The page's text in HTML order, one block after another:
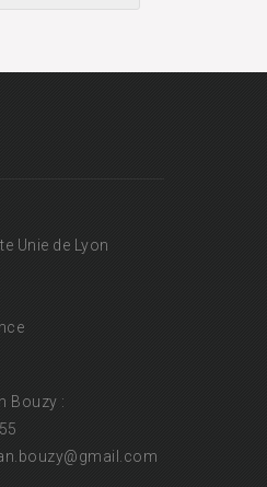
Unie de Lyon
Bouzy :
gmail.com